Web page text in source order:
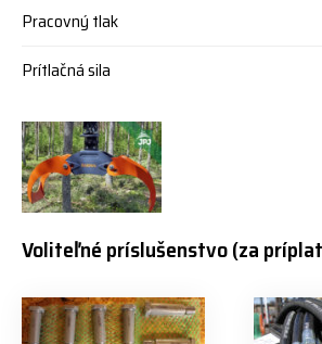
Pracovný tlak
Prítlačná sila
Voliteľné príslušenstvo (za